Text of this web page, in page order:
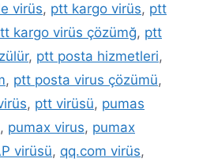
virüs, ptt kargo virüs, ptt
kargo virüs çözümğ, ptt
, ptt posta hizmetleri,
, ptt posta virus çözümü,
, ptt virüsü, pumas
, pumax virus, pumax
virüsü, qq.com virüs,